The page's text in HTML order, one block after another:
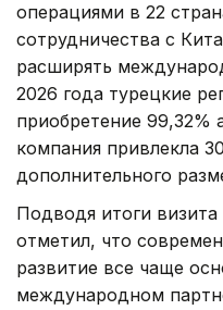
операциями в 22
сотрудничества с
расширять
2026 года турецкие
приобретение 99,32%
компания привлекла
дополнительного
Подводя итоги
отметил, что
развитие все чаще
международном